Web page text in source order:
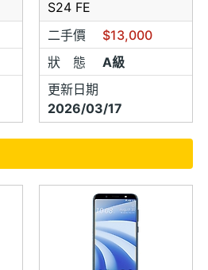
S24 FE
二手價
$13,000
狀 態
A級
更新日期
2026/03/17